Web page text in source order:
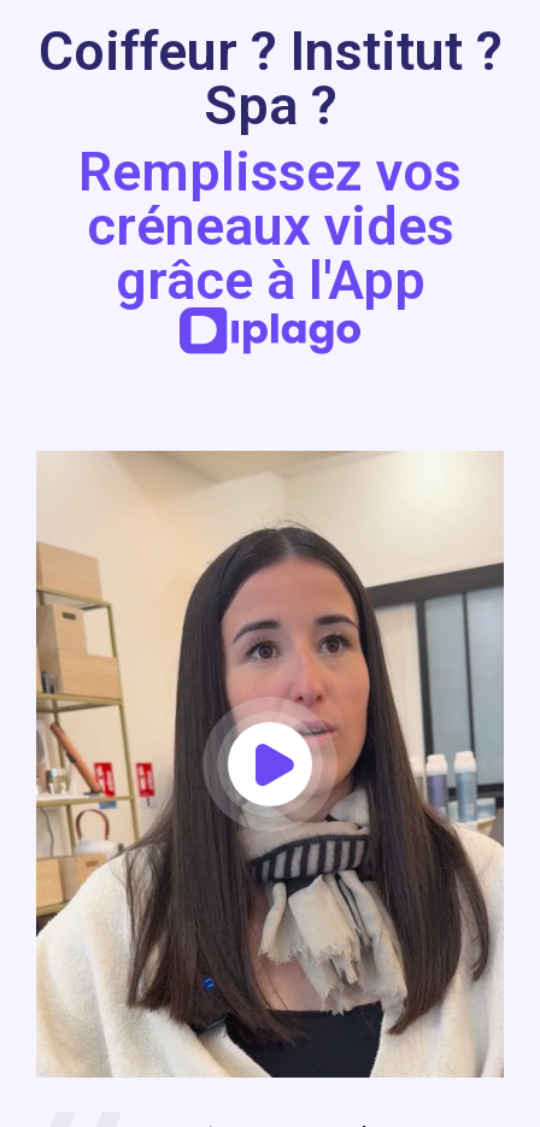
Coiffeur ? Institut ?
Spa ?
Remplissez vos
créneaux vides
grâce à l'App